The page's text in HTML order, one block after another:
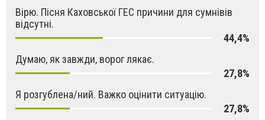
Вірю. Пісня Каховської ГЕС причини для сумнівів
відсутні.
44,4%
Думаю, як завжди, ворог лякає.
27,8%
Я розгублена/ний. Важко оцінити ситуацію.
27,8%